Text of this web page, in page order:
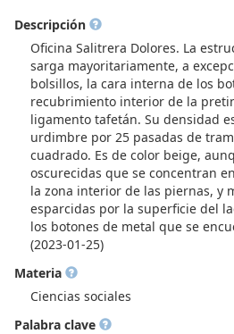
Descripción
Oficina Salitrera Dolores. La
sarga mayoritariamente, a
bolsillos, la cara interna de los
recubrimiento interior de la
ligamento tafetán. Su densidad
urdimbre por 25 pasadas de
cuadrado. Es de color beige,
oscurecidas que se concentran
la zona interior de las piernas, y
esparcidas por la superficie del
los botones de metal que se
(2023-01-25)
Materia
Ciencias sociales
Palabra clave